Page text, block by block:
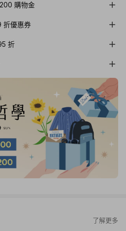
購物金
折優惠券
折
了解更多